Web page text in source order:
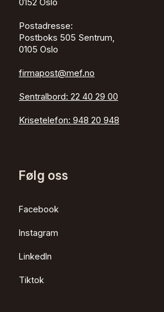
Postadresse:
Postboks 505 Sentrum,
0105 Oslo
firmapost@mef.no
Sentralbord: 22 40 29 00
Krisetelefon: 948 20 948
Følg oss
Facebook
Instagram
LinkedIn
Tiktok